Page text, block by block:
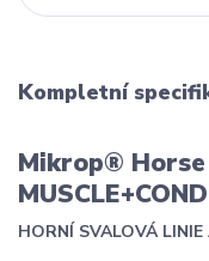
Kompletní
Mikrop®
HORNÍ SVALOVÁ